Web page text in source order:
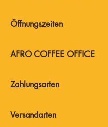
AFRO COFFEE OFFICE
Zahlungsarten
Öffnungszeiten
Versandarten